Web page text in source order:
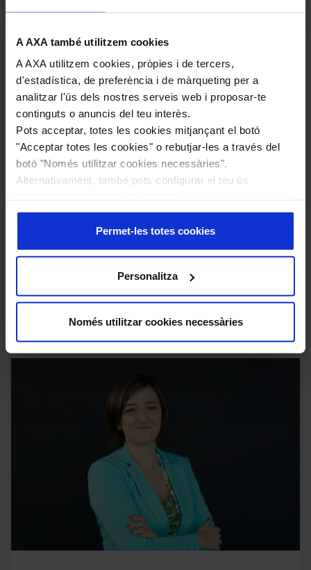
A AXA també utilitzem cookies
A AXA utilitzem cookies, pròpies i de tercers,
d'estadística, de preferència i de màrqueting per a
analitzar l'ús dels nostres serveis web i proposar-te
continguts o anuncis del teu interès.
Pots acceptar, totes les cookies mitjançant el botó
"Acceptar totes les cookies" o rebutjar-les a través del
botó "Només utilitzar cookies necessàries".
Alternativament, també pots configurar el teu ús
Més informació en la nostraPolítica de Cookies.
Permet-les totes cookies
Personalitza
Només utilitzar cookies necessàries
Jorge Alba
Director d'operacions